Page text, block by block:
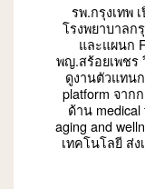
รพ.กรุงเทพ
โรงพยาบาลก
และแผนก
พญ.สร้อยเพชร
ดูงานตัวแทน
platform จาก
ด้าน medical
aging and
เทคโนโลยี ส่